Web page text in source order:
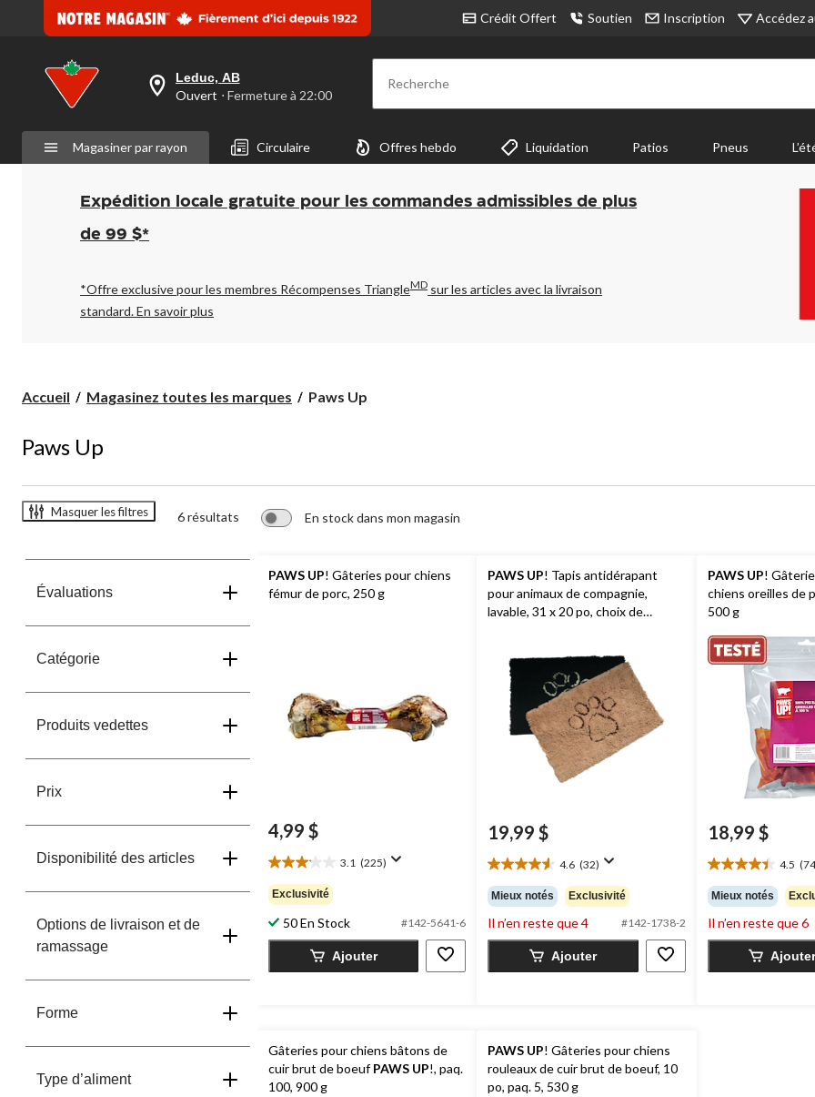
Crédit Offert Soutien Inscription Accédez
votre
est
Leduc,
AB,
Ouvert,
Fermeture
à
pour
changer
Leduc, AB
Ouvert ⋅ Fermeture à 22:00 Recherche
Magasiner par rayon Circulaire Offres hebdo Liquidation Patios Pneus
Expédition locale gratuite pour les commandes admissibles de plus
de 99 $*
*Offre exclusive pour les membres Récompenses TriangleMD sur les articles avec la livraison
standard.En savoir plus
Accueil Magasinez toutes les marques
Paws
Paws Up
Paws Up
Masquer les filtres 6 résultats En stock dans mon magasin
Évaluations
Catégorie
Produits vedettes
Prix
Disponibilité des articles
Options de livraison et de
ramassage
Forme
Type d’aliment
PAWS UP! Gâteries pour chiens
fémur de porc, 250 g
4,99 $
3.1 (225)
3.1
étoile(s)
sur
5.
225
évaluations
Exclusivité
50 En Stock #142-5641-6
Ajouter
PAWS UP! Tapis antidérapant
pour animaux de compagnie,
lavable, 31 x 20 po, choix de
19,99 $
4.6 (32)
4.6
étoile(s)
sur
5.
32
évaluations
Mieux notés Exclusivité
Il n’en reste que 4 #142-1738-2
Ajouter
PAWS UP!
chiens oreilles de
500 g
18,99 $
4.5
4.5
étoile(s)
sur
5.
74
évaluations
Mieux notés
Il n’en reste que 6
Gâteries pour chiens bâtons de
cuir brut de boeufPAWS UP!, paq.
100, 900 g
PAWS UP! Gâteries pour chiens
rouleaux de cuir brut de boeuf, 10
po, paq. 5, 530 g